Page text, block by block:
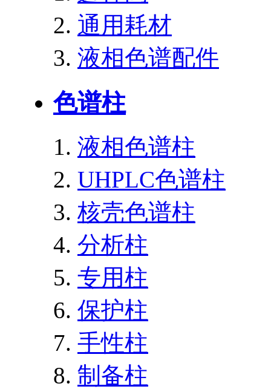
通用耗材
液相色谱配件
色谱柱
液相色谱柱
UHPLC色谱柱
核壳色谱柱
分析柱
专用柱
保护柱
手性柱
制备柱